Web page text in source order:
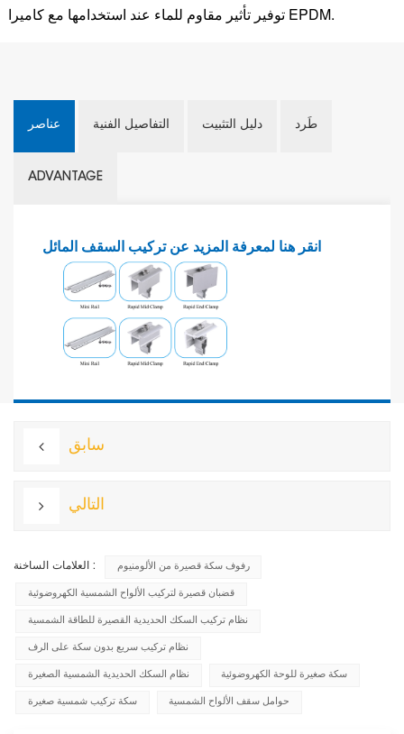
توفير تأثير مقاوم للماء عند استخدامها مع كاميرا EPDM.
عناصر التفاصيل الفنية دليل التثبيت طَرد
ADVANTAGE
انقر هنا لمعرفة المزيد عن تركيب السقف المائل
سابق
التالي
العلامات الساخنة : رفوف سكة قصيرة من الألومنيوم
قضبان قصيرة لتركيب الألواح الشمسية الكهروضوئية
نظام تركيب السكك الحديدية القصيرة للطاقة الشمسية
نظام تركيب سريع بدون سكة على الرف
نظام السكك الحديدية الشمسية الصغيرة سكة صغيرة للوحة الكهروضوئية
سكة تركيب شمسية صغيرة حوامل سقف الألواح الشمسية